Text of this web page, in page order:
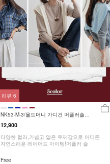
NK53-M-3/올드머니 가디건 머플러숄
_HR
12,900
다양한 컬러,가볍고 얇은 두께감으로 어디든
자연스러운 레이어드 아이템!머플러 숄
Free
리뷰 6